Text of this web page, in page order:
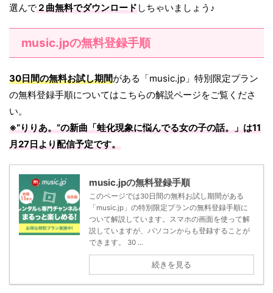
選んで２曲無料でダウンロードしちゃいましょう♪
music.jpの無料登録手順
30日間の無料お試し期間がある「music.jp」特別限定プラン
の無料登録手順についてはこちらの解説ページをご覧くださ
い。
※“りりあ。”の新曲「蛙化現象に悩んでる女の子の話。」は11
月27日より配信予定です。
music.jpの無料登録手順
このページでは30日間の無料お試し期間がある
「music.jp」の特別限定プランの無料登録手順に
ついて解説しています。スマホの画面を使って解
説していますが、パソコンからも登録することが
できます。 30 ...
続きを見る